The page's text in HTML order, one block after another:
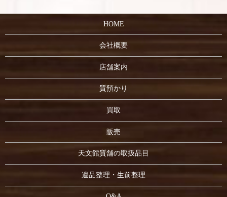
HOME
会社概要
店舗案内
質預かり
買取
販売
天文館質舗の取扱品目
遺品整理・生前整理